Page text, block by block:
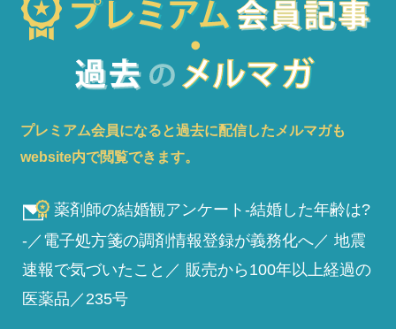
プレミアム会員になると過去に配信したメルマガも
website内で閲覧できます。
薬剤師の結婚観アンケート-結婚した年齢は?
-／電子処方箋の調剤情報登録が義務化へ／ 地震
速報で気づいたこと／ 販売から100年以上経過の
医薬品／235号